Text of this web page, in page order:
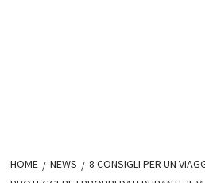
HOME NEWS
8 CONSIGLI PER UN